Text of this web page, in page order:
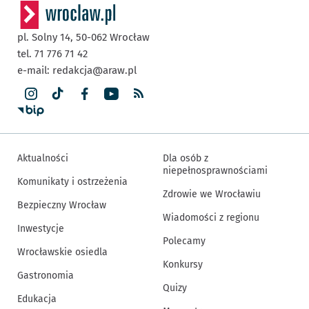
pl. Solny 14, 50-062 Wrocław
tel. 71 776 71 42
e-mail: redakcja@araw.pl
Aktualności
Komunikaty i ostrzeżenia
Bezpieczny Wrocław
Inwestycje
Wrocławskie osiedla
Gastronomia
Edukacja
Dla osób z
niepełnosprawnościami
Zdrowie we Wrocławiu
Wiadomości z regionu
Polecamy
Konkursy
Quizy